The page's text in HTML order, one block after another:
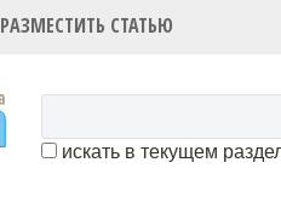
РАЗМЕСТИТЬ СТАТЬЮ
искать в текущем